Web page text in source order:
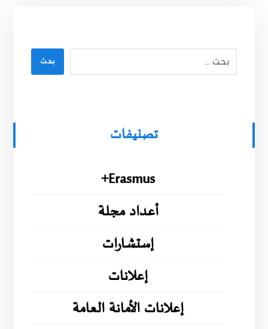
بحث
تصنيفات
Erasmus+
أعداد مجلة
إستشارات
إعلانات
إعلانات الأمانة العامة